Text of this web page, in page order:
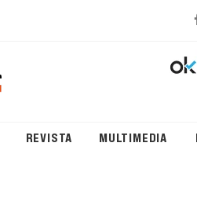
REVISTA MULTIMEDIA